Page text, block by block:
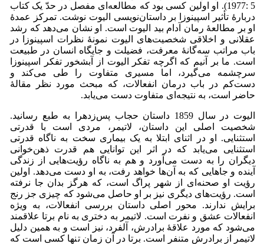
1977: 5). او اولین کسی بود که مطالعه‌ای مفصل در حدّ یک کتاب
دربارۀ تأثیر اسپینوزا بر داستان‌نویسی الیوت نوشت. تمرکز عمدۀ
او بر مطالعۀ رمان آدام بید الیوت است. او نشان می‌‌دهد که رشد
عقلانی و اخلاقی شخصیت‌های الیوت نمونۀ نظرات اسپینوزا در
باب مراتب سه‌گانۀ معرفت، فضیلت و جایگاه انسان در طبیعت
است. ما بر آنیم که اگرچه تفکر الیوت از آبشخور تفکر اسپینوزا
سرچشمه می‌‌گیرد، اما مسیری متفاوت را طی می‌‌کند و
دست‌کم در باب درمان انفعالات، که مبحث مورد نظر مقالۀ
حاضر است، به نتیجه‌ای متفاوت دست می‌یابد.
الیوت در سال 1859 داستان حجاب پس‌زدهرا به طبع رسانید.
شخصیت اصلی این داستان، لاتیمر، مردی است با قدرتی
استثنایی. او در اثنای ابتلا به یک بیماری سخت به ناگاه قدرتی
استثنایی می‌یابد که در اثر این توانایی هم قدرت ذهن‌خوانی
دیگران را به دست می‌‌آورد و هم به ناگاه رؤیت‌هایی از زندگی
آینده و جاهایی که به آن‌ها خواهد رفت، به او دست می‌‌دهد. اولین
رؤیت او صحنه‌ای از شهر پراگ است، که هرگز بدان جا نرفته
است. رؤیت‌های دیگری نیز بر او حاصل می‌‌شود که چیزی جز رنج
برایش ندارند. محور اصلی داستان بررسی انفعالات، به ویژه
انفعالات عشق و نفرت است. لاتیمر به دختری به نام برتا ‌‌علاقمند
می‌شود که مورد علاقۀ برادرش، آلفرد، نیز است و به همین دلیل
لاتیمر از برادرش متنفر است. برتا ‌‌در آن زمان تنها کسی است که